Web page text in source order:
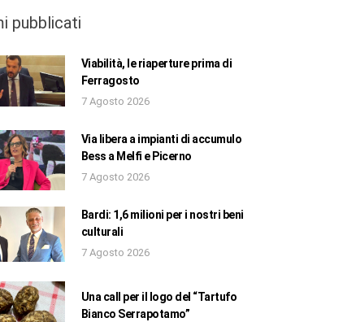
pubblicati
Viabilità, le riaperture prima di
Ferragosto
7 Agosto 2026
Via libera a impianti di accumulo
Bess a Melfi e Picerno
7 Agosto 2026
Bardi: 1,6 milioni per i nostri beni
culturali
7 Agosto 2026
Una call per il logo del “Tartufo
Bianco Serrapotamo”